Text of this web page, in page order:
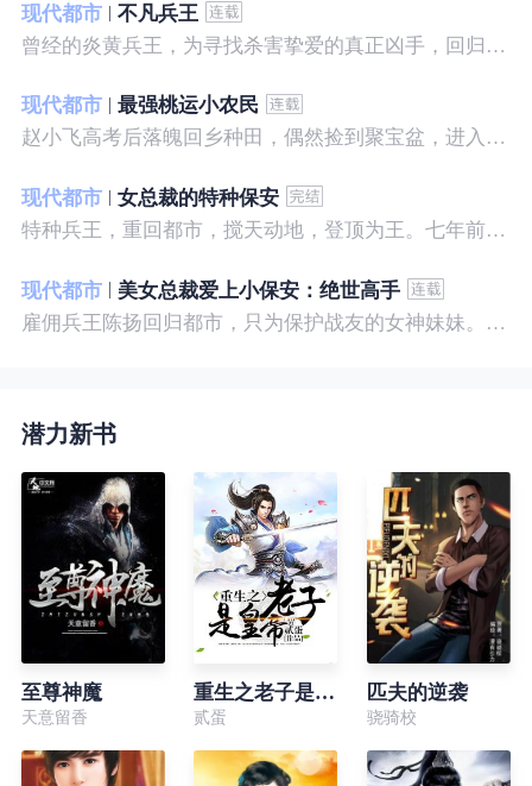
现代都市
不凡兵王
曾经的炎黄兵王，为寻找杀害挚爱的真正凶手，回归都市，开始了一段精彩绝伦的征程。
现代都市
最强桃运小农民
赵小飞高考后落魄回乡种田，偶然捡到聚宝盆，进入聚宝洞，从此开启了发家致富、拳打村霸、坐拥美女的桃运巅峰人生！
现代都市
女总裁的特种保安
特种兵王，重回都市，搅天动地，登顶为王。七年前，他是社会底层的小混混，七年后，他是经历过战与火考验的特种兵王。
现代都市
美女总裁爱上小保安：绝世高手
雇佣兵王陈扬回归都市，只为保护战友的女神妹妹。繁华都市里，陈扬如鱼得水，，逍遥自在。
潜力新书
至尊神魔
天意留香
重生之老子是皇帝
贰蛋
匹夫的逆袭
骁骑校